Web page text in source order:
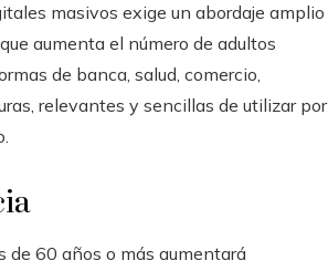
masivos exige un abordaje amplio
aumenta el número de adultos
de banca, salud, comercio,
relevantes y sencillas de utilizar por
de 60 años o más aumentará